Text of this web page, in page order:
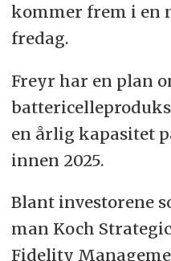
kommer frem i en
fredag.
Freyr har en plan
en årlig kapasitet
innen 2025.
Blant investorene
man Koch
Fidelity